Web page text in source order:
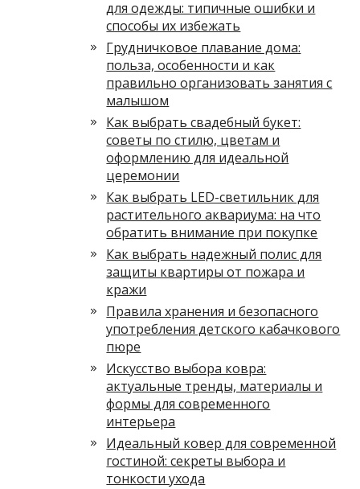
для одежды: типичные ошибки и
способы их избежать
Грудничковое плавание дома:
польза, особенности и как
правильно организовать занятия с
малышом
Как выбрать свадебный букет:
советы по стилю, цветам и
оформлению для идеальной
церемонии
Как выбрать LED-светильник для
растительного аквариума: на что
обратить внимание при покупке
Как выбрать надежный полис для
защиты квартиры от пожара и
кражи
Правила хранения и безопасного
употребления детского кабачкового
пюре
Искусство выбора ковра:
актуальные тренды, материалы и
формы для современного
интерьера
Идеальный ковер для современной
гостиной: секреты выбора и
тонкости ухода